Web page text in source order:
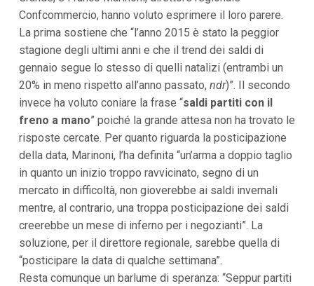
e
V
a
i
i
f
o
n
o
Confcommercio, hanno voluto esprimere il loro parere.
La prima sostiene che “l’anno 2015 è stato la peggior
stagione degli ultimi anni e che il trend dei saldi di
gennaio segue lo stesso di quelli natalizi (entrambi un
20% in meno rispetto all’anno passato, ndr)”. Il secondo
invece ha voluto coniare la frase “saldi partiti con il
freno a mano” poiché la grande attesa non ha trovato le
risposte cercate. Per quanto riguarda la posticipazione
della data, Marinoni, l’ha definita “un’arma a doppio taglio
in quanto un inizio troppo ravvicinato, segno di un
mercato in difficoltà, non gioverebbe ai saldi invernali
mentre, al contrario, una troppa posticipazione dei saldi
creerebbe un mese di inferno per i negozianti”. La
soluzione, per il direttore regionale, sarebbe quella di
“posticipare la data di qualche settimana”.
Resta comunque un barlume di speranza: “Seppur partiti